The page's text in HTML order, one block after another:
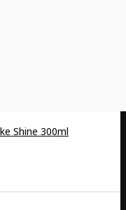
Shine 300ml